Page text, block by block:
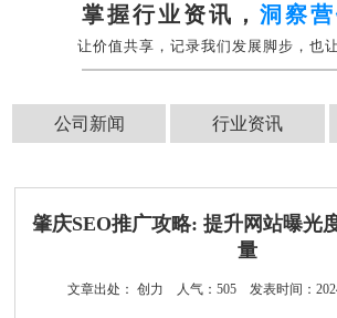
掌握行业资讯，洞察
让价值共享，记录我们发展脚步，也
公司新闻 行业资讯
肇庆SEO推广攻略: 提升网站曝光
量
文章出处： 创力 人气： 505 发表时间：